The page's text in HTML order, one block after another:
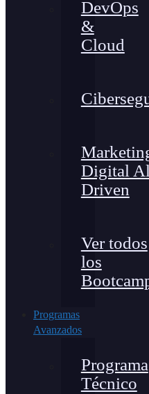
DevOps
&
Cloud
Digital Al
Driven
Ver todos
los
Programas
Avanzados
Programa
Técnico